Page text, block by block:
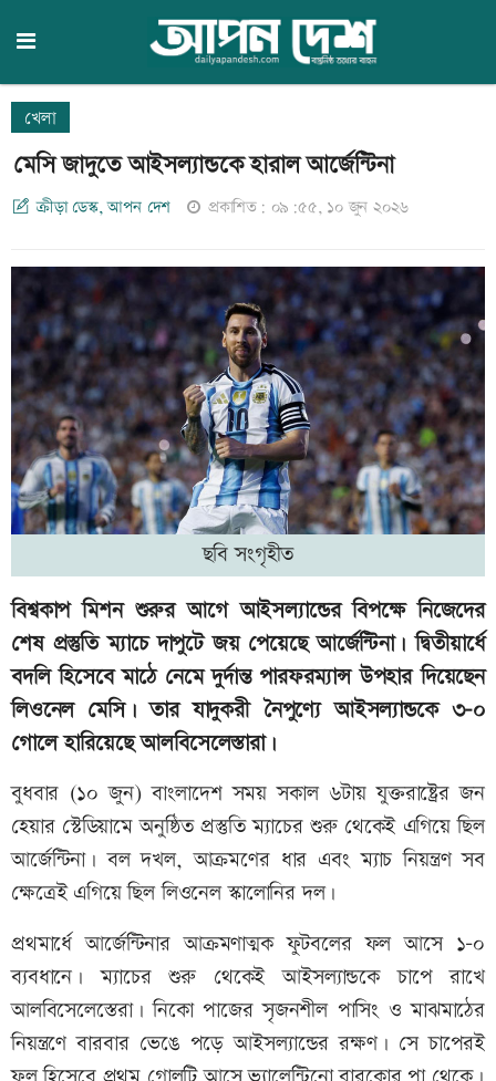
খেলা
মেসি জাদুতে আইসল্যান্ডকে হারাল আর্জেন্টিনা
ক্রীড়া ডেস্ক, আপন দেশ প্রকাশিত: ০৯:৫৫, ১০ জুন ২০২৬
ছবি সংগৃহীত
বিশ্বকাপ মিশন শুরুর আগে আইসল্যান্ডের বিপক্ষে নিজেদের
শেষ প্রস্তুতি ম্যাচে দাপুটে জয় পেয়েছে আর্জেন্টিনা। দ্বিতীয়ার্ধে
বদলি হিসেবে মাঠে নেমে দুর্দান্ত পারফরম্যান্স উপহার দিয়েছেন
লিওনেল মেসি। তার যাদুকরী নৈপুণ্যে আইসল্যান্ডকে ৩-০
গোলে হারিয়েছে আলবিসেলেস্তারা।
বুধবার (১০ জুন) বাংলাদেশ সময় সকাল ৬টায় যুক্তরাষ্ট্রের জন
হেয়ার স্টেডিয়ামে অনুষ্ঠিত প্রস্তুতি ম্যাচের শুরু থেকেই এগিয়ে ছিল
আর্জেন্টিনা। বল দখল, আক্রমণের ধার এবং ম্যাচ নিয়ন্ত্রণ সব
ক্ষেত্রেই এগিয়ে ছিল লিওনেল স্কালোনির দল।
প্রথমার্ধে আর্জেন্টিনার আক্রমণাত্মক ফুটবলের ফল আসে ১-০
ব্যবধানে। ম্যাচের শুরু থেকেই আইসল্যান্ডকে চাপে রাখে
আলবিসেলেস্তেরা। নিকো পাজের সৃজনশীল পাসিং ও মাঝমাঠের
নিয়ন্ত্রণে বারবার ভেঙে পড়ে আইসল্যান্ডের রক্ষণ। সে চাপেরই